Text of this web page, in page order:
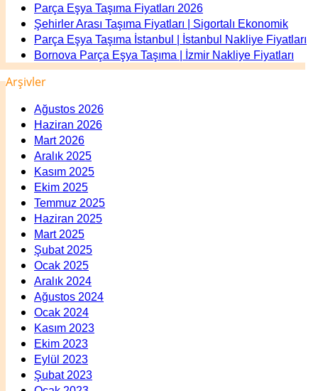
Parça Eşya Taşıma Fiyatları 2026
Şehirler Arası Taşıma Fiyatları | Sigortalı Ekonomik
Parça Eşya Taşıma İstanbul | İstanbul Nakliye Fiyatları
Bornova Parça Eşya Taşıma | İzmir Nakliye Fiyatları
Arşivler
Ağustos 2026
Haziran 2026
Mart 2026
Aralık 2025
Kasım 2025
Ekim 2025
Temmuz 2025
Haziran 2025
Mart 2025
Şubat 2025
Ocak 2025
Aralık 2024
Ağustos 2024
Ocak 2024
Kasım 2023
Ekim 2023
Eylül 2023
Şubat 2023